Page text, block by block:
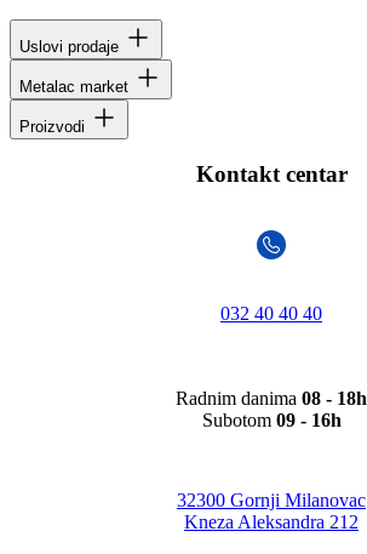
Uslovi prodaje
Metalac market
Proizvodi
Kontakt centar
032 40 40 40
Radnim danima 08 - 18h
Subotom 09 - 16h
32300 Gornji Milanovac
Kneza Aleksandra 212